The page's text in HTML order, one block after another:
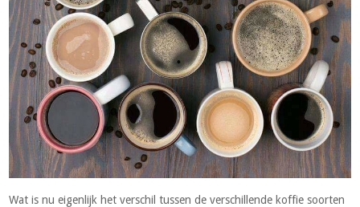
Wat is nu eigenlijk het verschil tussen de verschillende koffie soorten